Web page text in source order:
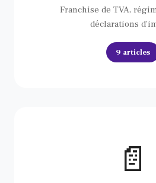
Franchise de TVA,
déclarations
9 articles
📄